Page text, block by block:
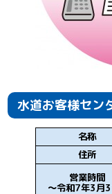
水道お客様セン
名称
住所
営業時間
〜令和7年3月